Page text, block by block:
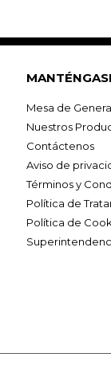
Mesa de
Nuestros
Contáctenos
Aviso de
Términos y
Política de
Política de